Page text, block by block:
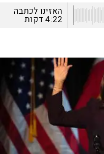
האזינו לכתבה
4:22דקות